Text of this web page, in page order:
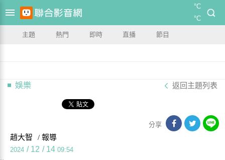
°C
°C
主題 熱門 即時 直播 節目
娛樂 返回主題列表
分享
趙大智 / 報導
2024 / 12 / 14 09:54